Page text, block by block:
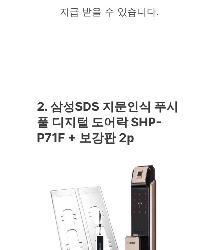
지급 받을 수 있습니다.
2. 삼성SDS 지문인식 푸시
풀 디지털 도어락 SHP-
P71F + 보강판 2p